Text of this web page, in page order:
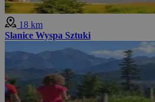
18 km
Slanice Wyspa Sztuki